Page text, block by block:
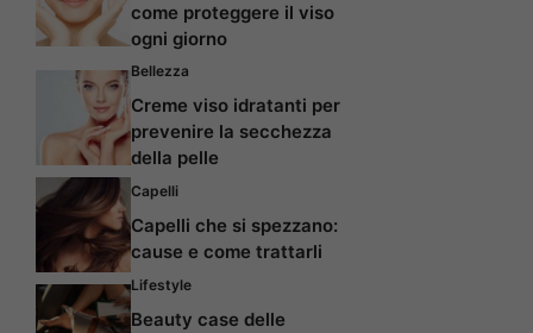
come proteggere il viso
ogni giorno
Bellezza
Creme viso idratanti per
prevenire la secchezza
della pelle
Capelli
Capelli che si spezzano:
cause e come trattarli
Lifestyle
Beauty case delle